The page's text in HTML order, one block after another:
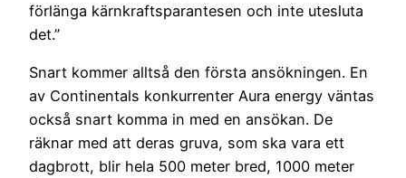
förlänga kärnkraftsparantesen och inte utesluta
det.”
Snart kommer alltså den första ansökningen. En
av Continentals konkurrenter Aura energy väntas
också snart komma in med en ansökan. De
räknar med att deras gruva, som ska vara ett
dagbrott, blir hela 500 meter bred, 1000 meter